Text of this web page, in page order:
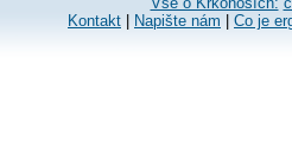
Kontakt
Napište nám Co je